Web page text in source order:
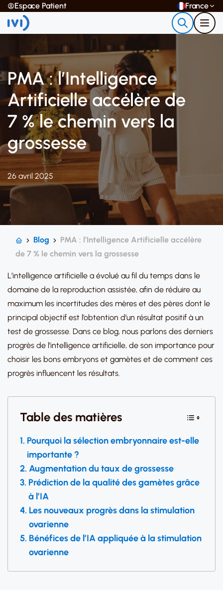
Espace Patient France
PMA : l’Intelligence
Artificielle accélère de
7 % le chemin vers la
grossesse
26 avril 2025
Blog
PMA : l’Intelligence Artificielle accélère
de 7 % le chemin vers la grossesse
L’intelligence artificielle a évolué au fil du temps dans le
domaine de la reproduction assistée, afin de réduire au
maximum les incertitudes des mères et des pères dont le
principal objectif est l’obtention d’un résultat positif à un
test de grossesse. Dans ce blog, nous parlons des derniers
progrès de l’intelligence artificielle, de son importance pour
choisir les bons embryons et gamètes et de comment ces
progrès influencent les résultats.
Table des matières
Pourquoi la sélection embryonnaire est-elle
importante ?
Augmentation du taux de grossesse
Prédiction de la qualité des gamètes grâce
à l’IA
Les nouveaux progrès dans la stimulation
ovarienne
Bénéfices de l’IA appliquée à la stimulation
ovarienne